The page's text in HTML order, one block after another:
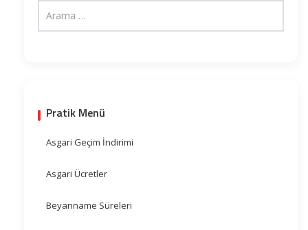
Pratik Menü
Asgari Geçim İndirimi
Asgari Ücretler
Beyanname Süreleri